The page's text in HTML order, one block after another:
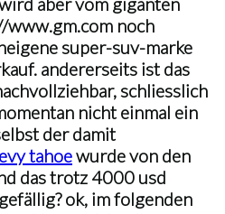
noch
super-suv-marke
andererseits ist das
schliesslich
nicht einmal ein
der damit
tahoewurde von den
das trotz 4000 usd
ok, im folgenden